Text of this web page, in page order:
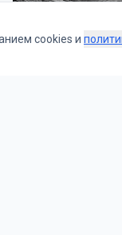
cookies и